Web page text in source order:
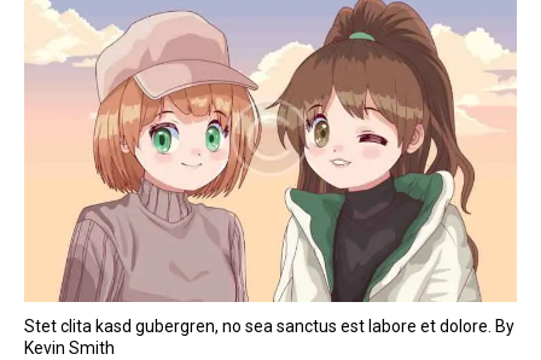
Stet clita kasd gubergren, no sea sanctus est labore et dolore. By
Kevin Smith